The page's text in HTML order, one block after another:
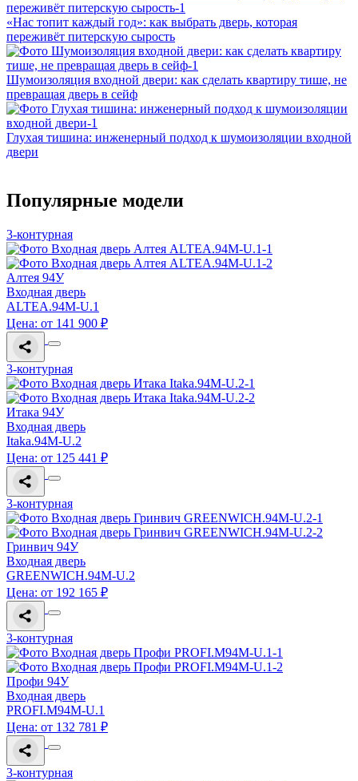
«Нас топит каждый год»: как выбрать дверь, которая
переживёт питерскую сырость
Шумоизоляция входной двери: как сделать квартиру тише, не
превращая дверь в сейф
Глухая тишина: инженерный подход к шумоизоляции входной
двери
Популярные модели
3-контурная
Алтея 94У
Входная дверь
ALTEA.94M-U.1
Цена: от 141 900 ₽
3-контурная
Итака 94У
Входная дверь
Itaka.94M-U.2
Цена: от 125 441 ₽
3-контурная
Гринвич 94У
Входная дверь
GREENWICH.94M-U.2
Цена: от 192 165 ₽
3-контурная
Профи 94У
Входная дверь
PROFI.M94M-U.1
Цена: от 132 781 ₽
3-контурная